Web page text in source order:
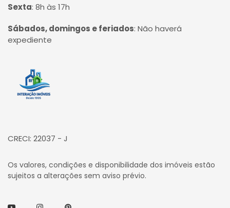
Sexta: 8h às 17h
Sábados, domingos e feriados: Não haverá
expediente
Página inicial
CRECI: 22037 - J
Os valores, condições e disponibilidade dos imóveis estão
sujeitos a alterações sem aviso prévio.